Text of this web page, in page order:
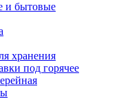
и бытовые
хранения
под горячее